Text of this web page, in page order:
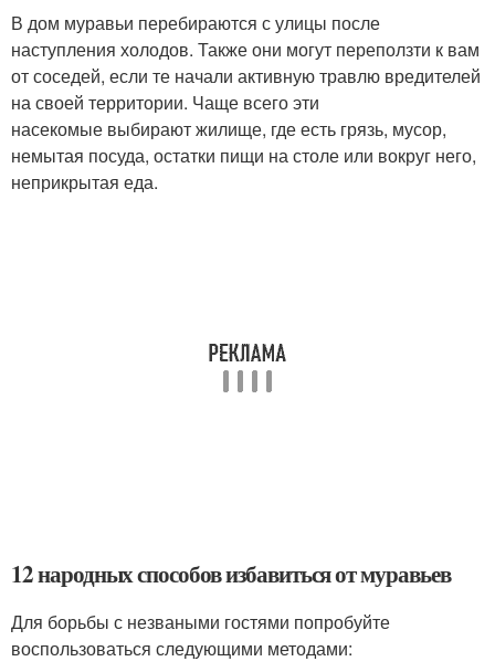
В дом муравьи перебираются с улицы после
наступления холодов. Также они могут переползти к вам
от соседей, если те начали активную травлю вредителей
на своей территории. Чаще всего эти
насекомые выбирают жилище, где есть грязь, мусор,
немытая посуда, остатки пищи на столе или вокруг него,
неприкрытая еда.
12 народных способов избавиться от муравьев
Для борьбы с незваными гостями попробуйте
воспользоваться следующими методами: